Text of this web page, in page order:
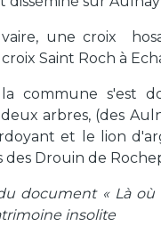
une croix
Saint Roch à
commune s'est
arbres, (des
et le lion
des Drouin de
document « Là où
insolite